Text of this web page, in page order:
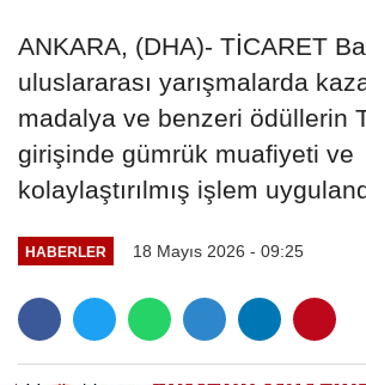
ANKARA, (DHA)- TİCARET
uluslararası yarışmalarda
madalya ve benzeri ödüllerin
girişinde gümrük muafiyeti ve
kolaylaştırılmış işlem
HABERLER 18 Mayıs 2026 - 09:25